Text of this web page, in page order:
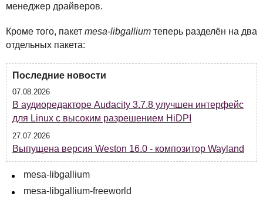
менеджер драйверов.
Кроме того, пакет mesa-libgallium теперь разделён на два
отдельных пакета:
Последние новости
07.08.2026
В аудиоредакторе Audacity 3.7.8 улучшен интерфейс
для Linux с высоким разрешением HiDPI
27.07.2026
Выпущена версия Weston 16.0 - композитор Wayland
mesa-libgallium
mesa-libgallium-freeworld